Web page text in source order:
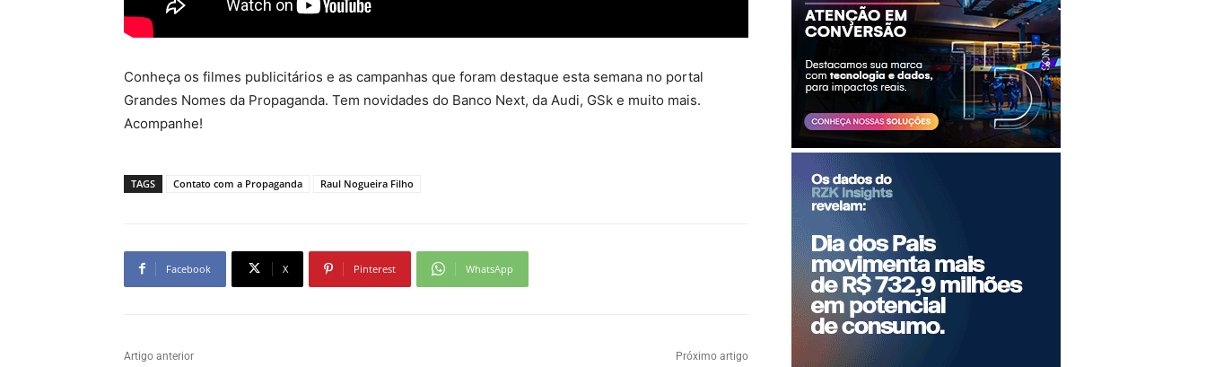
Conheça os filmes publicitários e as campanhas que foram destaque esta semana no portal
Grandes Nomes da Propaganda. Tem novidades do Banco Next, da Audi, GSk e muito mais.
Acompanhe!
TAGS Contato com a Propaganda Raul Nogueira Filho
Facebook X Pinterest WhatsApp
Artigo anterior Próximo artigo